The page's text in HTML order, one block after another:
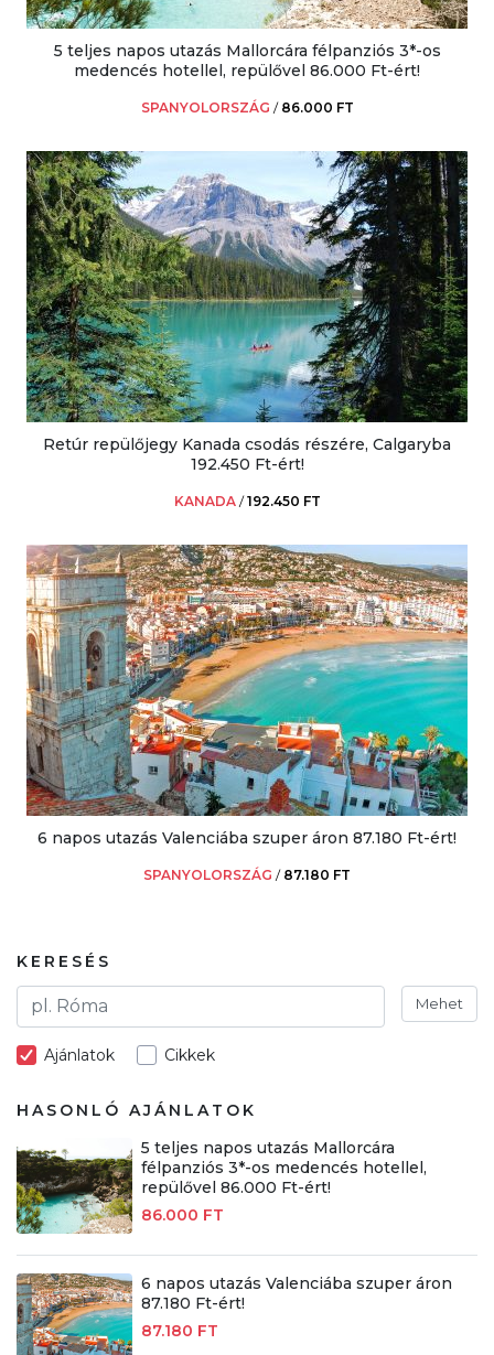
5 teljes napos utazás Mallorcára félpanziós 3*-os
medencés hotellel, repülővel 86.000 Ft-ért!
SPANYOLORSZÁG / 86.000 FT
Retúr repülőjegy Kanada csodás részére, Calgaryba
192.450 Ft-ért!
KANADA /192.450 FT
6 napos utazás Valenciába szuper áron 87.180 Ft-ért!
SPANYOLORSZÁG / 87.180 FT
KERESÉS
Mehet
Ajánlatok Cikkek
HASONLÓ AJÁNLATOK
5 teljes napos utazás Mallorcára
félpanziós 3*-os medencés hotellel,
repülővel 86.000 Ft-ért!
86.000 FT
6 napos utazás Valenciába szuper áron
87.180 Ft-ért!
87.180 FT